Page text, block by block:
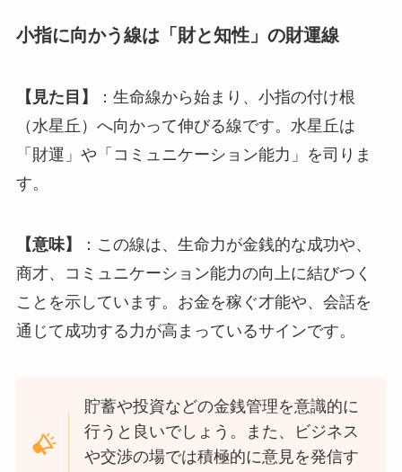
小指に向かう線は「財と知性」の財運線
【見た目】
：生命線から始まり、小指の付け根
（水星丘）へ向かって伸びる線です。水星丘は
「財運」や「コミュニケーション能力」を司りま
す。
【意味】
：この線は、生命力が金銭的な成功や、
商才、コミュニケーション能力の向上に結びつく
ことを示しています。お金を稼ぐ才能や、会話を
通じて成功する力が高まっているサインです。
貯蓄や投資などの金銭管理を意識的に
行うと良いでしょう。また、ビジネス
や交渉の場では積極的に意見を発信す